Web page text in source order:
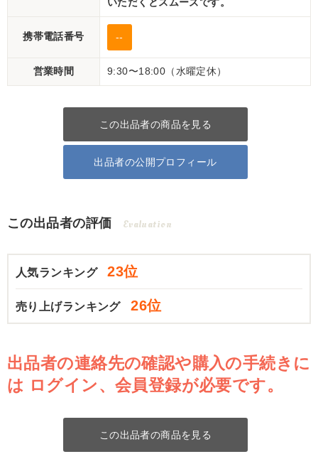
携帯電話番号 --
営業時間 9:30〜18:00（水曜定休）
この出品者の商品を見る
出品者の公開プロフィール
この出品者の評価 Evaluation
人気ランキング 23位
売り上げランキング 26位
出品者の連絡先の確認や購入の手続きに
は ログイン、会員登録が必要です。
この出品者の商品を見る